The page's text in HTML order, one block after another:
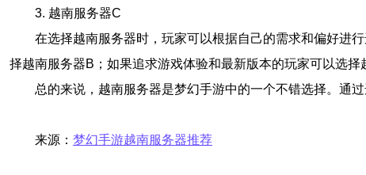
3. 越南服务器C
在选择越南服务器时，玩家可以根据自己的需求和偏好进
择越南服务器B；如果追求游戏体验和最新版本的玩家可以选择
总的来说，越南服务器是梦幻手游中的一个不错选择。通
来源： 梦幻手游越南服务器推荐